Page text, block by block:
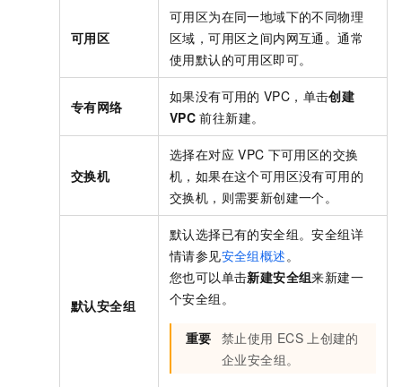
可用区
可用区为在同一地域下的不同物理
区域，可用区之间内网互通。通常
使用默认的可用区即可。
专有网络
如果没有可用的 VPC，单击创建
VPC 前往新建。
交换机
选择在对应 VPC 下可用区的交换
机，如果在这个可用区没有可用的
交换机，则需要新创建一个。
默认安全组
默认选择已有的安全组。安全组详
情请参见安全组概述。
您也可以单击新建安全组来新建一
个安全组。
重要 禁止使用 ECS 上创建的
企业安全组。